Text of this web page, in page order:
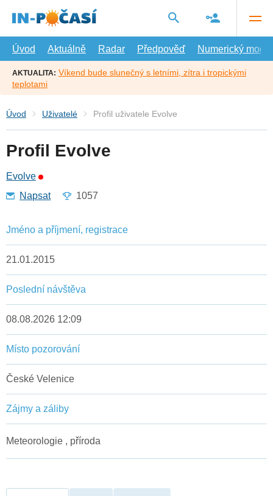
hlavní
Úvod
Aktuálně Radar Předpověď Numerický model
AKTUALITA: Víkend bude slunečný s letními, zítra i tropickými
teplotami
Úvod Uživatelé Profil uživatele Evolve
Profil Evolve
Evolve
Napsat
1057
Jméno a příjmení, registrace
21.01.2015
Poslední návštěva
08.08.2026 12:09
Místo pozorování
České Velenice
Zájmy a záliby
Meteorologie , příroda